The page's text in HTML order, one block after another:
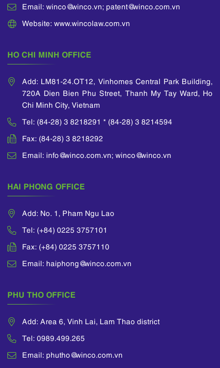
Email: winco@winco.vn; patent@winco.com.vn
Website: www.wincolaw.com.vn
HO CHI MINH OFFICE
Add: LM81-24.OT12, Vinhomes Central Park Building,
720A Dien Bien Phu Street, Thanh My Tay Ward, Ho
Chi Minh City, Vietnam
Tel: (84-28) 3 8218291 * (84-28) 3 8214594
Fax: (84-28) 3 8218292
Email: info@winco.com.vn; winco@winco.vn
HAI PHONG OFFICE
Add: No. 1, Pham Ngu Lao
Tel: (+84) 0225 3757101
Fax: (+84) 0225 3757110
Email: haiphong@winco.com.vn
PHU THO OFFICE
Add: Area 6, Vinh Lai, Lam Thao district
Tel: 0989.499.265
Email: phutho@winco.com.vn